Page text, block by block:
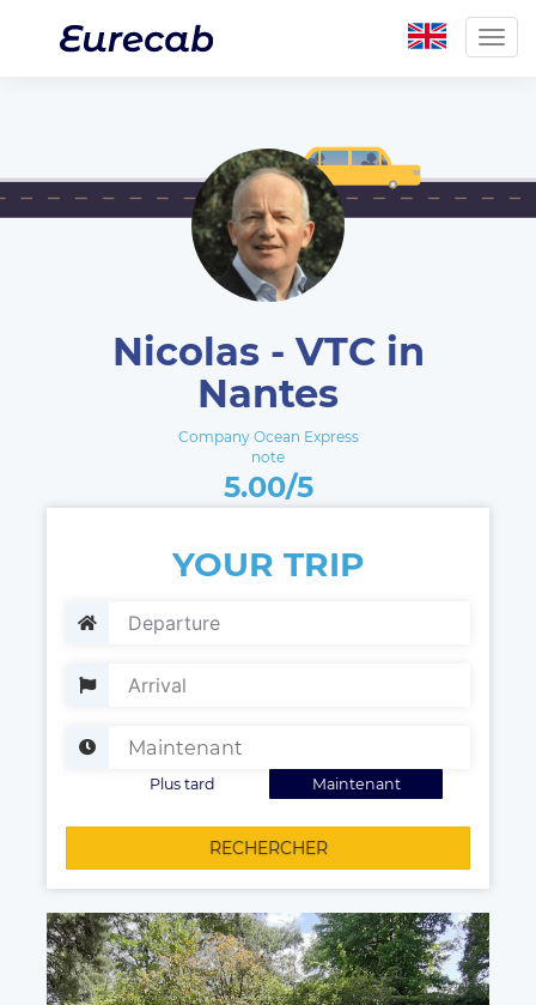
Nicolas - VTC in
Nantes
Company Ocean Express
note
5.00/5
YOUR TRIP
Maintenant
Plus tard
RECHERCHER